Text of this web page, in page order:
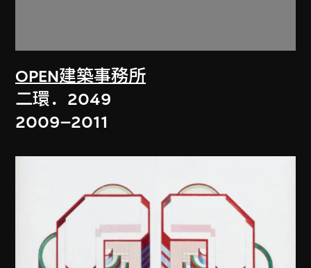
OPEN建築事務所
二環．2049
2009–2011